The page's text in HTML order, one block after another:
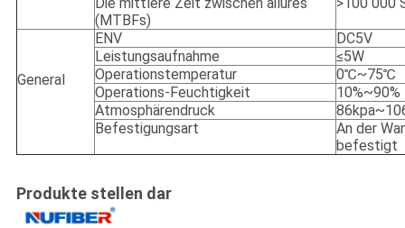
Die mittlere Zeit zwischen ailures
(MTBFs)
>100 000
General
ENV
DC5V
Leistungsaufnahme
≤5W
Operationstemperatur
0℃~75℃
Operations-Feuchtigkeit
10%~90%
Atmosphärendruck
Befestigungsart
An der
befestigt
Produkte stellen dar